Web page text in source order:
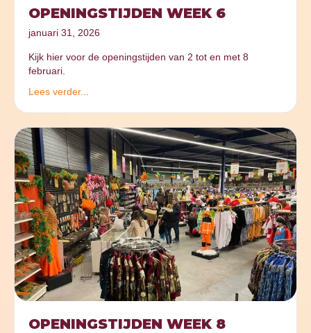
OPENINGSTIJDEN WEEK 6
januari 31, 2026
Kijk hier voor de openingstijden van 2 tot en met 8
februari.
Lees verder...
OPENINGSTIJDEN WEEK 8